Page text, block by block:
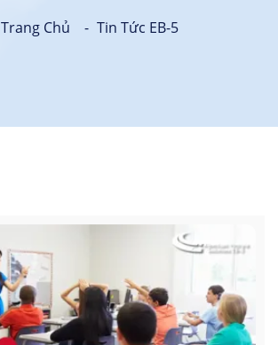
Trang Chủ Tin Tức EB-5